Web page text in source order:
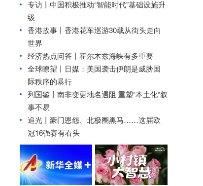
专访丨中国积极推动“智能时代”基础设施升
级
香港故事丨香港花车巡游30载从街头走向
世界
经济热点问答丨霍尔木兹海峡有多重要
全球瞭望丨日媒：美国袭击伊朗是威胁国
际秩序的暴行
列国鉴丨南非变更地名遇阻 重塑“本土化”叙
事不易
追光丨 豪门恩怨、北极圈黑马……这届欧
冠16强赛有看头